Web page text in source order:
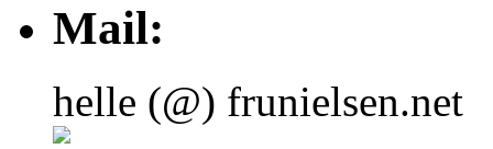
Mail:
helle (@) frunielsen.net